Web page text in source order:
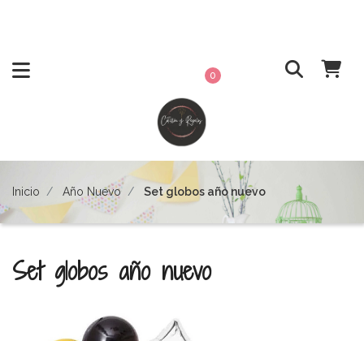
0
Inicio Año Nuevo Set globos año nuevo
Set globos año nuevo